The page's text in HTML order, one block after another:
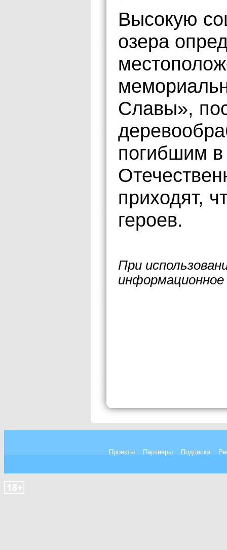
Высокую
озера
Славы»,
погибшим
приходят,
героев.
При
Проекты Партнеры Подписка